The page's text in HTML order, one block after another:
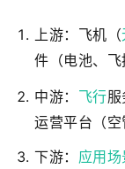
上游：飞机（
件（电池、飞
中游： 飞行
运营平台（空
下游： 应用场